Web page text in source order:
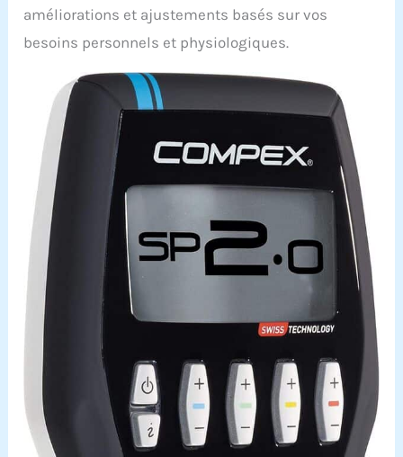
améliorations et ajustements basés sur vos
besoins personnels et physiologiques.